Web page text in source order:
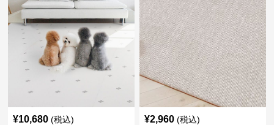
¥10,680 (税込) ¥2,960 (税込)